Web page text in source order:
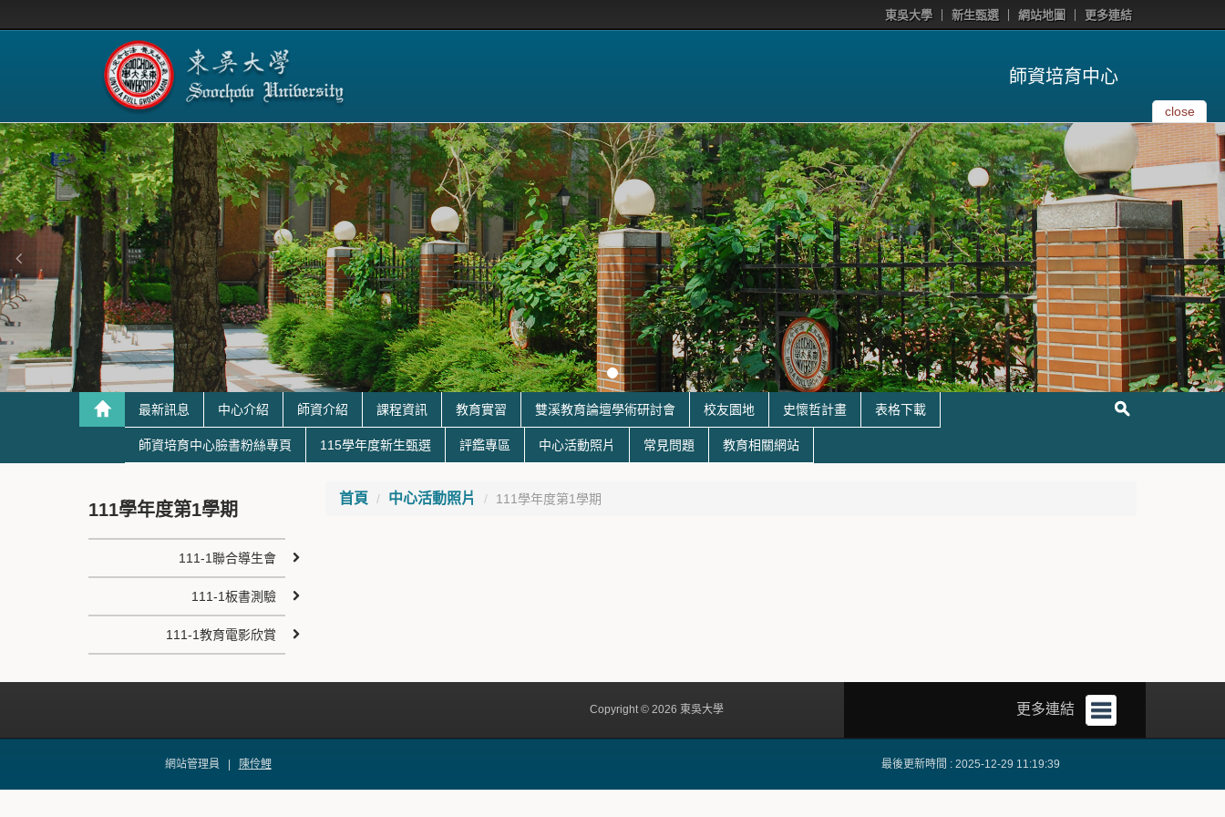
東吳大學 新生甄選 網站地圖 更多連結
師資培育中心
close
最新訊息 中心介紹 師資介紹 課程資訊 教育實習 雙溪教育論壇學術研討會 校友園地 史懷哲計畫 表格下載
師資培育中心臉書粉絲專頁 115學年度新生甄選 評鑑專區 中心活動照片 常見問題 教育相關網站
首頁 中心活動照片 111學年度第1學期
111學年度第1學期
111-1聯合導生會
111-1板書測驗
111-1教育電影欣賞
更多連結
Copyright © 2026 東吳大學
網站管理員 | 陳伶鯉 最後更新時間 : 2025-12-29 11:19:39